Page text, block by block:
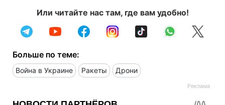
Или читайте нас там, где вам удобно!
Больше по теме:
Война в Украине Ракеты Дрони